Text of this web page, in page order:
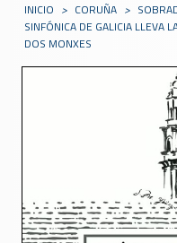
INICIO > CORUÑA >
SINFÓNICA DE GALICIA LLEVA
DOS MONXES